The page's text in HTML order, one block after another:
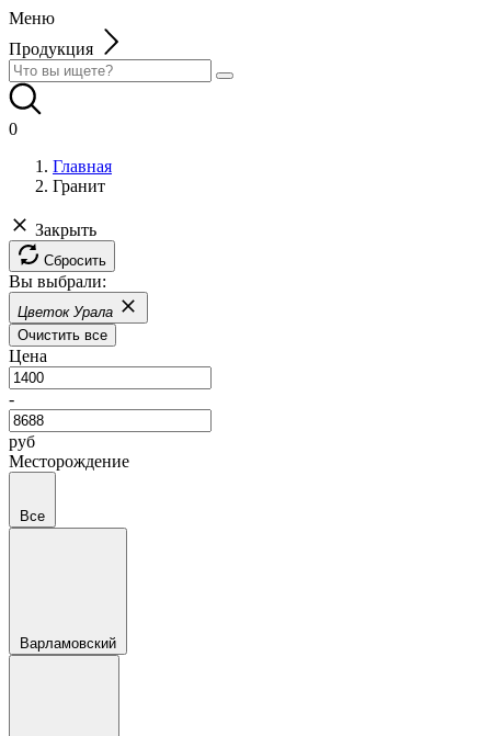
Меню
Продукция
0
Главная
Гранит
Закрыть
Сбросить
Вы выбрали:
Цветок Урала
Очистить все
Цена
-
руб
Месторождение
Все
Варламовский